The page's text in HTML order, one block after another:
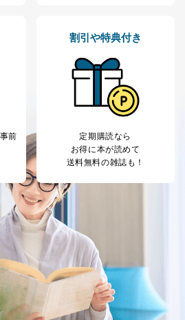
ちNo.1～5については保有個人デ
報）の利用目的であり、下記4.の
させていただきます。
、パートナー（提携企業）様又は
請求いただきますようお願い致し
提供について
情報を適切に管理し､あらかじめ
なく第三者に提供することはあり
場合は除きます。
は財産の保護のために必要がある
の同意を得ることが困難であると
たは児童の健全な育成の推進のため
合であって、本人の同意を得るこ
。
方公共団体またはその委託を受け
前
割引や特典付き
定期購読なら
お得に本が読めて
送料無料の雑誌も！